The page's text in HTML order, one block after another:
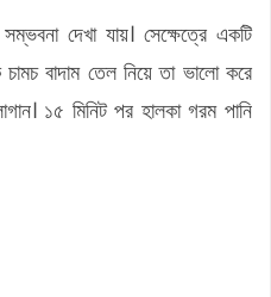
দেখা যায়। সেক্ষেত্রে একটি
বাদাম তেল নিয়ে তা ভালো করে
১৫ মিনিট পর হালকা গরম পানি